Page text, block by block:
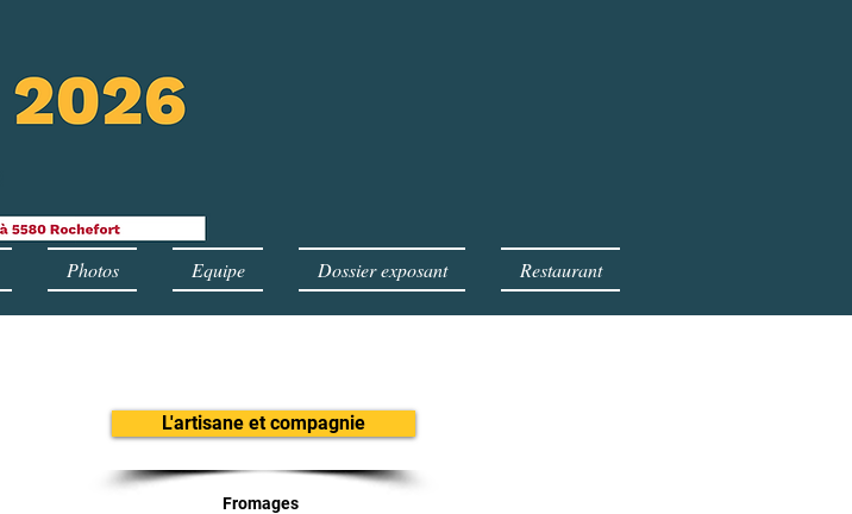
Photos Equipe Dossier exposant Restaurant
L'artisane et compagnie
Fromages